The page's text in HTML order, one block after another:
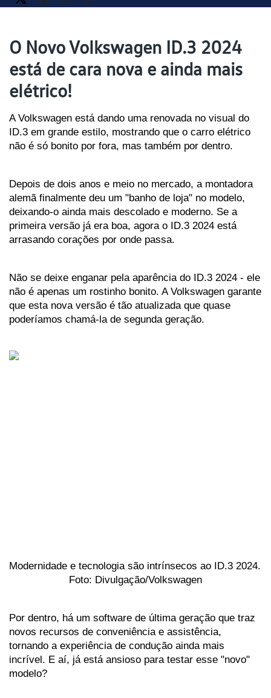
O Novo Volkswagen ID.3 2024
está de cara nova e ainda mais
elétrico!
A Volkswagen está dando uma renovada no visual do
ID.3 em grande estilo, mostrando que o carro elétrico
não é só bonito por fora, mas também por dentro.
Depois de dois anos e meio no mercado, a montadora
alemã finalmente deu um "banho de loja" no modelo,
deixando-o ainda mais descolado e moderno. Se a
primeira versão já era boa, agora o ID.3 2024 está
arrasando corações por onde passa.
Não se deixe enganar pela aparência do ID.3 2024 - ele
não é apenas um rostinho bonito. A Volkswagen garante
que esta nova versão é tão atualizada que quase
poderíamos chamá-la de segunda geração.
Modernidade e tecnologia são intrínsecos ao ID.3 2024.
Foto: Divulgação/Volkswagen
Por dentro, há um software de última geração que traz
novos recursos de conveniência e assistência,
tornando a experiência de condução ainda mais
incrível. E aí, já está ansioso para testar esse "novo"
modelo?